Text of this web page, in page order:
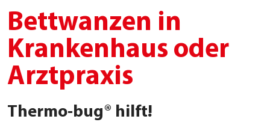
Bettwanzen in
Krankenhaus oder
Arztpraxis
Thermo-bug® hilft!